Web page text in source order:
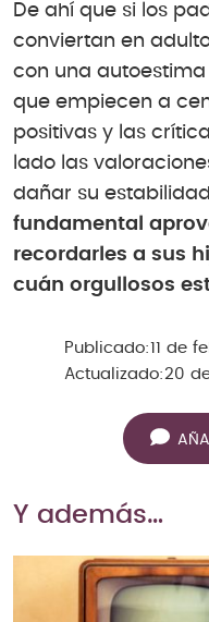
De ahí que si los
conviertan en
con una
que empiecen a
positivas y las
lado las
dañar su
fundamental
recordarles a sus
cuán orgullosos
Publicado:11 de
Actualizado:20
Y además…